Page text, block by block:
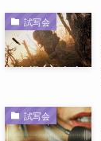
試写会
試写会